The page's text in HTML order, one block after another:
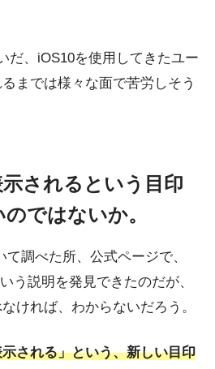
だ、iOS10を使用してきたユー
までは様々な面で苦労しそう
されるという目印
ではないか。
調べた所、公式ページで、
う説明を発見できたのだが、
ければ、わからないだろう。
される」という、新しい目印